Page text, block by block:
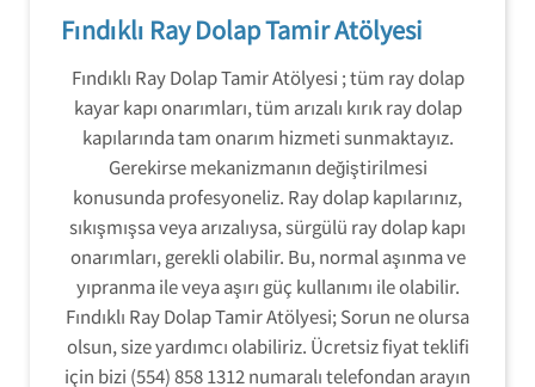
Fındıklı Ray Dolap Tamir Atölyesi
Fındıklı Ray Dolap Tamir Atölyesi ; tüm ray dolap
kayar kapı onarımları, tüm arızalı kırık ray dolap
kapılarında tam onarım hizmeti sunmaktayız.
Gerekirse mekanizmanın değiştirilmesi
konusunda profesyoneliz. Ray dolap kapılarınız,
sıkışmışsa veya arızalıysa, sürgülü ray dolap kapı
onarımları, gerekli olabilir. Bu, normal aşınma ve
yıpranma ile veya aşırı güç kullanımı ile olabilir.
Fındıklı Ray Dolap Tamir Atölyesi; Sorun ne olursa
olsun, size yardımcı olabiliriz. Ücretsiz fiyat teklifi
için bizi (554) 858 1312 numaralı telefondan arayın